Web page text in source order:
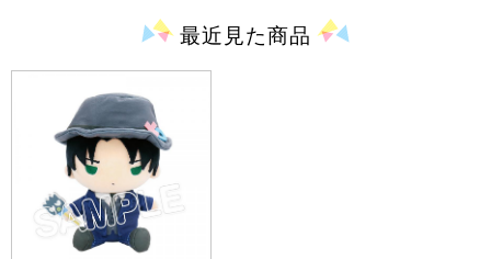
最近見た商品